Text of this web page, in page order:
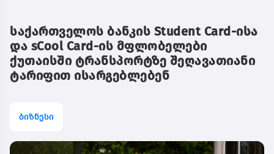
საქართველოს ბანკის Student Card-ისა
და sCool Card-ის მფლობელები
ქუთაისში ტრანსპორტზე შეღავათიანი
ტარიფით ისარგებლებენ
ბიზნესი